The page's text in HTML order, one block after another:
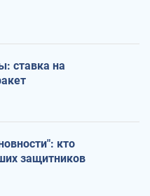
ставка на
кто
защитников